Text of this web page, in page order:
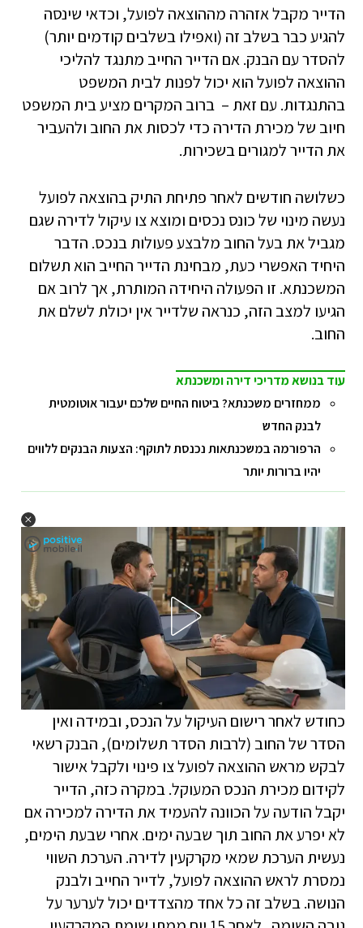
הדייר מקבל אזהרה מההוצאה לפועל, וכדאי שינסה
להגיע כבר בשלב זה (ואפילו בשלבים קודמים יותר)
להסדר עם הבנק. אם הדייר החייב מתנגד להליכי
ההוצאה לפועל הוא יכול לפנות לבית המשפט
בהתנגדות. עם זאת – ברוב המקרים מציע בית המשפט
חיוב של מכירת הדירה כדי לכסות את החוב ולהעביר
את הדייר למגורים בשכירות.
כשלושה חודשים לאחר פתיחת התיק בהוצאה לפועל
נעשה מינוי של כונס נכסים ומוצא צו עיקול לדירה שגם
מגביל את בעל החוב מלבצע פעולות בנכס. הדבר
היחיד האפשרי כעת, מבחינת הדייר החייב הוא תשלום
המשכנתא. זו הפעולה היחידה המותרת, אך לרוב אם
הגיעו למצב הזה, כנראה שלדייר אין יכולת לשלם את
החוב.
עוד בנושא מדריכי דירה ומשכנתא
ממחזרים משכנתא? ביטוח החיים שלכם יעבור אוטומטית
לבנק החדש
הרפורמה במשכנתאות נכנסת לתוקף: הצעות הבנקים ללווים
יהיו ברורות יותר
כחודש לאחר רישום העיקול על הנכס, ובמידה ואין
הסדר של החוב (לרבות הסדר תשלומים), הבנק רשאי
לבקש מראש ההוצאה לפועל צו פינוי ולקבל אישור
לקידום מכירת הנכס המעוקל. במקרה כזה, הדייר
יקבל הודעה על הכוונה להעמיד את הדירה למכירה אם
לא יפרע את החוב תוך שבעה ימים. אחרי שבעת הימים,
נעשית הערכת שמאי מקרקעין לדירה. הערכת השווי
נמסרת לראש ההוצאה לפועל, לדייר החייב ולבנק
הנושה. בשלב זה כל אחד מהצדדים יכול לערער על